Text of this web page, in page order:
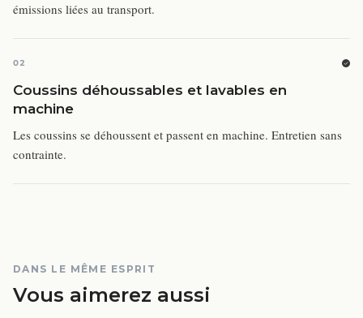
émissions liées au transport.
02
Coussins déhoussables et lavables en
machine
Les coussins se déhoussent et passent en machine. Entretien sans
contrainte.
DANS LE MÊME ESPRIT
Vous aimerez aussi